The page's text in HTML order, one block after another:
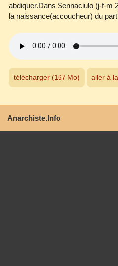
abdiquer.Dans Sennaciulo (j‐f‐m
la naissance(accoucheur) du
télécharger (167 Mo) aller à
Anarchiste.Info